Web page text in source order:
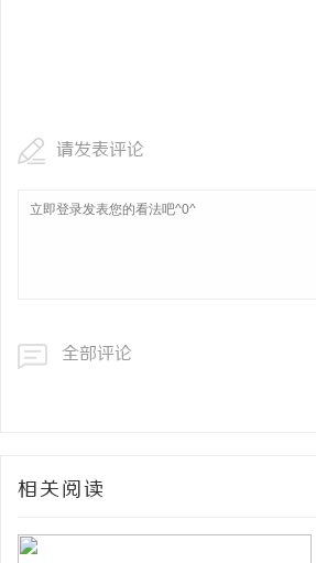
请发表评论
全部评论
相关阅读